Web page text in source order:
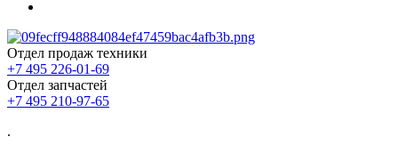
Отдел продаж техники
+7 495 226-01-69
Отдел запчастей
+7 495 210-97-65
.